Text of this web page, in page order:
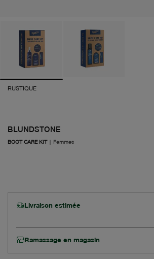
RUSTIQUE
BLUNDSTONE
BOOT CARE KIT| Femmes
Livraison estimée
Ramassage en magasin